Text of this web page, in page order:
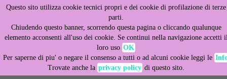
Questo sito utilizza cookie tecnici propri e dei cookie di profilazione di terze
parti.
Chiudendo questo banner, scorrendo questa pagina o cliccando qualunque
elemento acconsenti all'uso dei cookie. Se continui nella navigazione accetti
loro uso OK
Per saperne di piu' o negare il consenso a tutti o ad alcuni cookie leggi le
Trovate anche la privacy policy di questo sito.
This site uses cookies from Google to deliver its services
and to analyze traffic. Your IP address and user-agent are
shared with Google along with performance and security
metrics to ensure quality of service, generate usage
statistics, and to detect and address abuse.
LEARN MORE GOT IT